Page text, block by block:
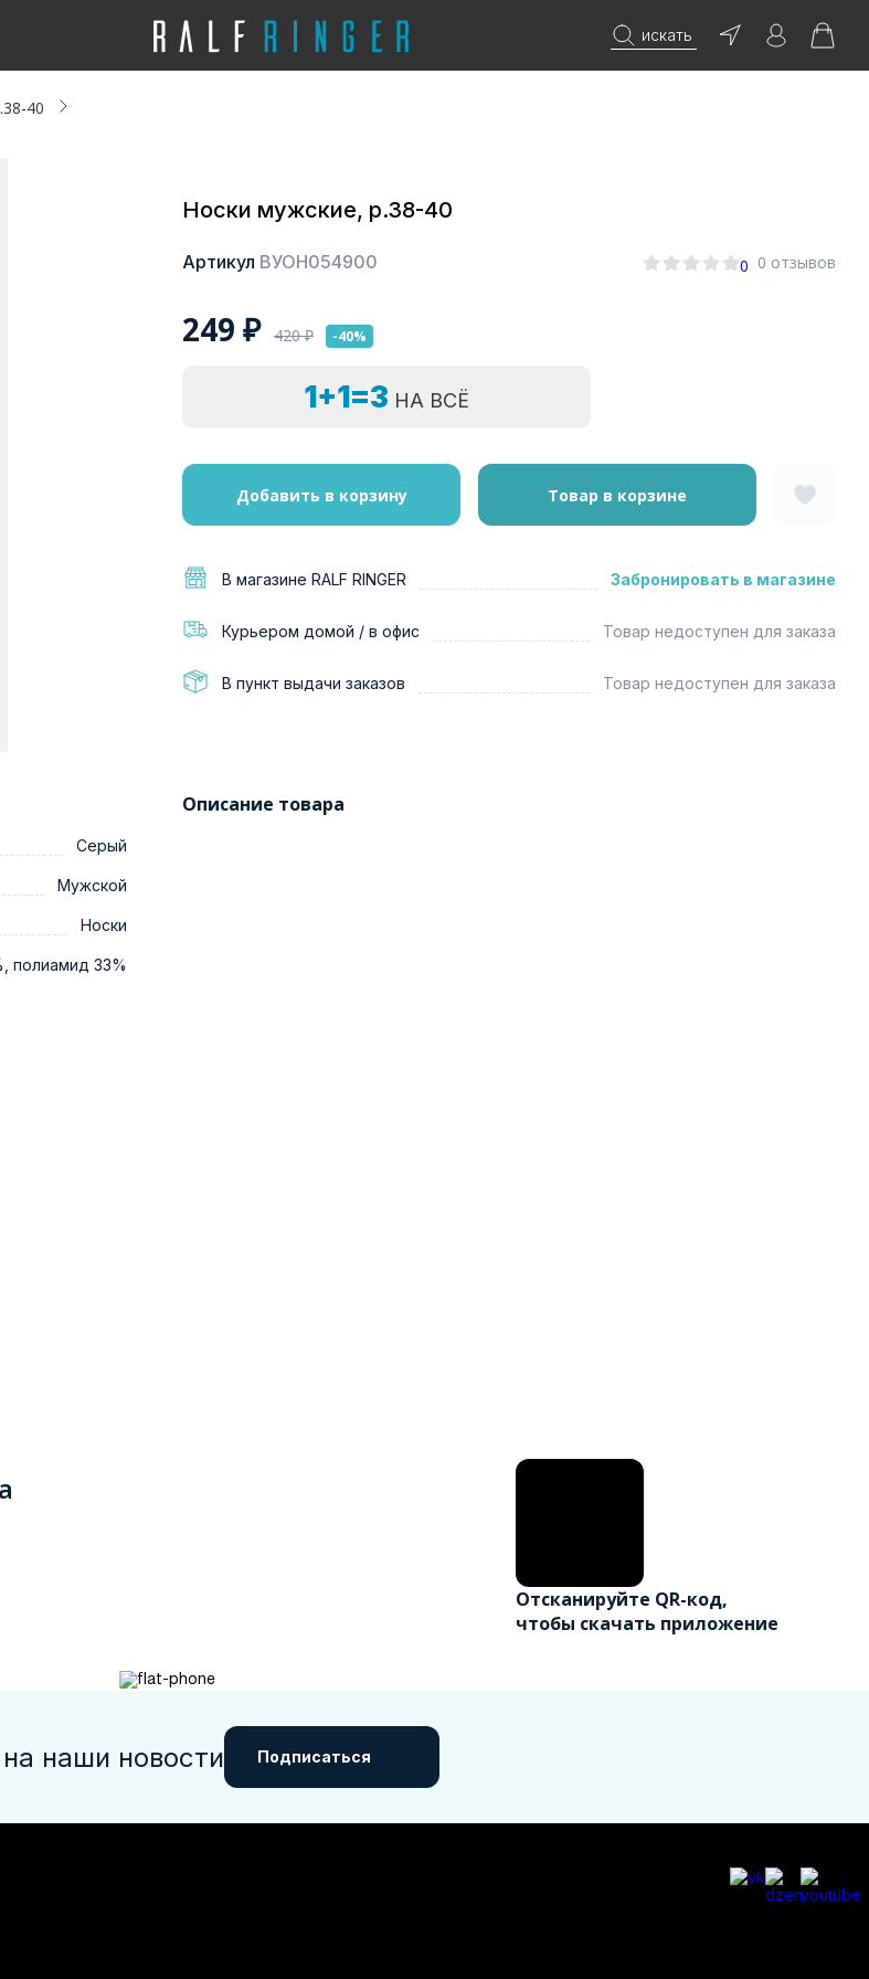
искать
40
Носки мужские, р.38-40
Артикул ВУОН054900 0 0 отзывов
249 ₽ 420₽ -40%
1+1=3 НА ВСЁ
Добавить в корзину Товар в корзине
В магазине RALF RINGER Забронировать в магазине
Курьером домой / в офис Товар недоступен для заказа
В пункт выдачи заказов Товар недоступен для заказа
Серый
Мужской
Носки
полиамид 33%
Описание товара
Отсканируйте QR-код,
чтобы скачать приложение
наши новости Подписаться